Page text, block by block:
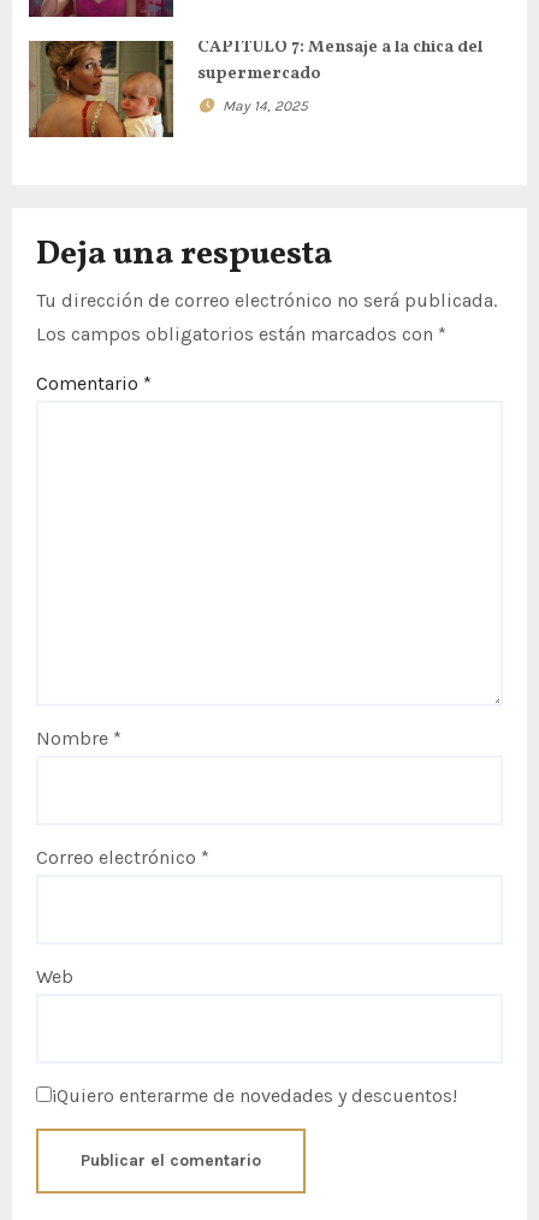
n
d
n
t
r
a
CAPÍTULO 7: Mensaje a la chica del
supermercado
May 14, 2025
Deja una respuesta
Tu dirección de correo electrónico no será publicada.
Los campos obligatorios están marcados con *
Comentario *
Nombre *
Correo electrónico *
Web
¡Quiero enterarme de novedades y descuentos!